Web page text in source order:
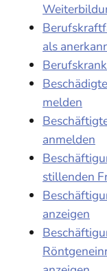
als
melden
anmelden
stillenden
anzeigen